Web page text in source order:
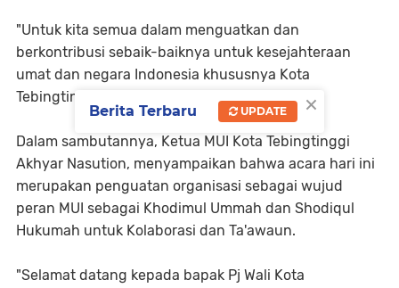
"Untuk kita semua dalam menguatkan dan
berkontribusi sebaik-baiknya untuk kesejahteraan
umat dan negara Indonesia khususnya Kota
Tebingtinggi yang kita cintai," katanya.
Dalam sambutannya, Ketua MUI Kota Tebingtinggi
Akhyar Nasution, menyampaikan bahwa acara hari ini
merupakan penguatan organisasi sebagai wujud
peran MUI sebagai Khodimul Ummah dan Shodiqul
Hukumah untuk Kolaborasi dan Ta'awaun.
"Selamat datang kepada bapak Pj Wali Kota
×
Berita Terbaru UPDATE